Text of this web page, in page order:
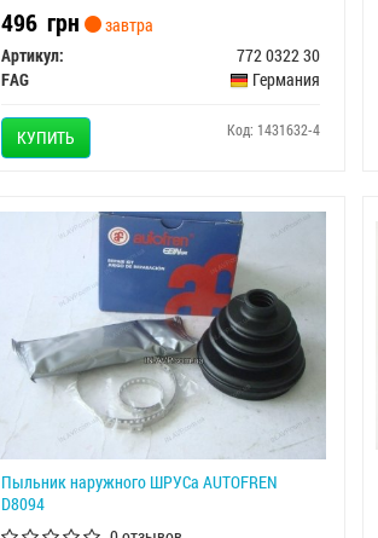
496грн
завтра
Артикул:
772 0322 30
FAG
Германия
КУПИТЬ Код: 1431632-4
Пыльник наружного ШРУСа AUTOFREN
D8094